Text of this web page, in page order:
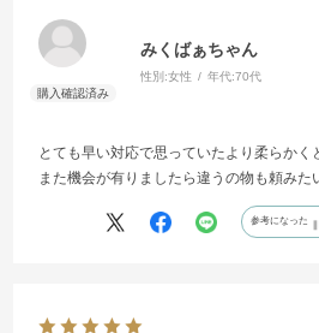
みくばぁちゃん
性別:女性 年代:70代
とても早い対応で思っていたより柔らかく
また機会が有りましたら違うの物も頼みた
参考になった